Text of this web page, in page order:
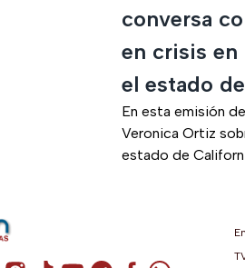
conversa
en crisis en
el estado
En esta emisión
Veronica Ortiz
estado de